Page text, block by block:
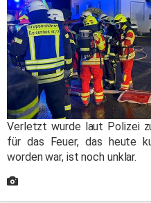
Verletzt wurde laut Polizei
für das Feuer, das heute
worden war, ist noch unklar.